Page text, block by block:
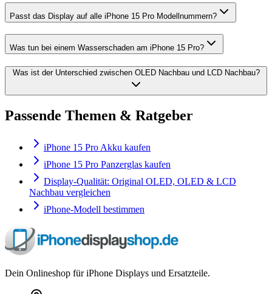
Passt das Display auf alle iPhone 15 Pro Modellnummern?
Was tun bei einem Wasserschaden am iPhone 15 Pro?
Was ist der Unterschied zwischen OLED Nachbau und LCD Nachbau?
Passende Themen & Ratgeber
iPhone 15 Pro Akku kaufen
iPhone 15 Pro Panzerglas kaufen
Display-Qualität: Original OLED, OLED & LCD
Nachbau vergleichen
iPhone-Modell bestimmen
Dein Onlineshop für iPhone Displays und Ersatzteile.